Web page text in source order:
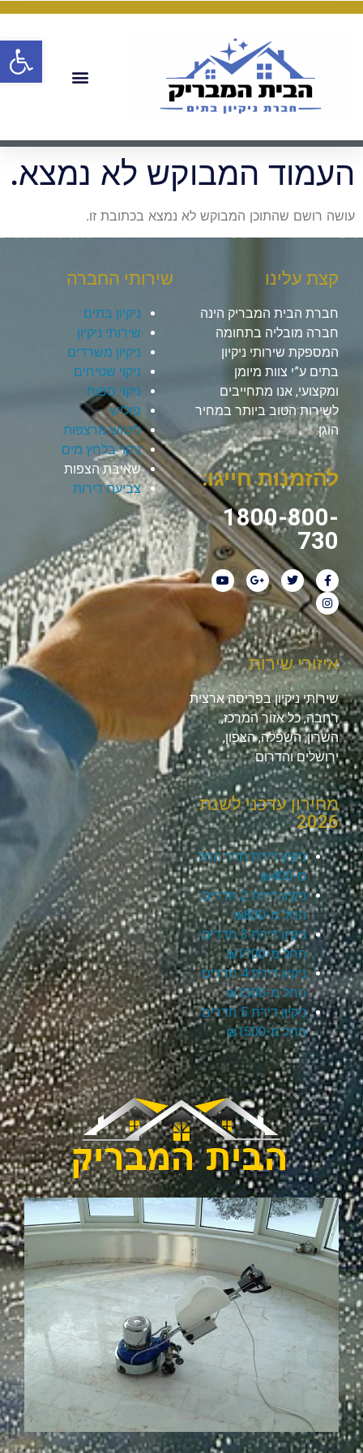
העמוד המבוקש לא נמצא.
עושה רושם שהתוכן המבוקש לא נמצא בכתובת זו.
קצת עלינו
חברת הבית המבריק הינה
חברה מובליה בתחומה
המספקת שירותי ניקיון
בתים ע”י צוות מיומן
ומקצועי, אנו מתחייבים
לשירות הטוב ביותר במחיר
הוגן.
להזמנות חייגו:
1800-800-
730
שירותי החברה
ניקיון בתים
שירותי ניקיון
ניקיון משרדים
ניקוי שטיחים
ניקוי ספות
פוליש
ליטוש מרצפות
ניקוי בלחץ מים
שאיבת הצפות
צביעת דירות
איזורי שירות
שירותי ניקיון בפריסה ארצית
רחבה, כל אזור המרכז,
השרון, השפלה, הצפון,
ירושלים והדרום.
מחירון עדכני לשנת
2026
ניקיון דירת חדר החל
מ-₪400
ניקיון דירת 2 חדרים
החל מ-₪800
ניקיון דירת 3 חדרים
החל מ-₪1100
ניקיון דירת 4 חדרים
החל מ-₪1300
ניקיון דירת 5 חדרים
החל מ-₪1500